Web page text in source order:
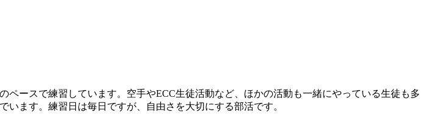
ースで練習しています。空手やECC生徒活動など、ほかの活動も一緒にやっている生徒も多
ます。練習日は毎日ですが、自由さを大切にする部活です。